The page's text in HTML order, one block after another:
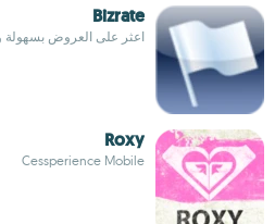
Bizrate
اعثر على العروض بسهولة
Roxy
Cessperience Mobile